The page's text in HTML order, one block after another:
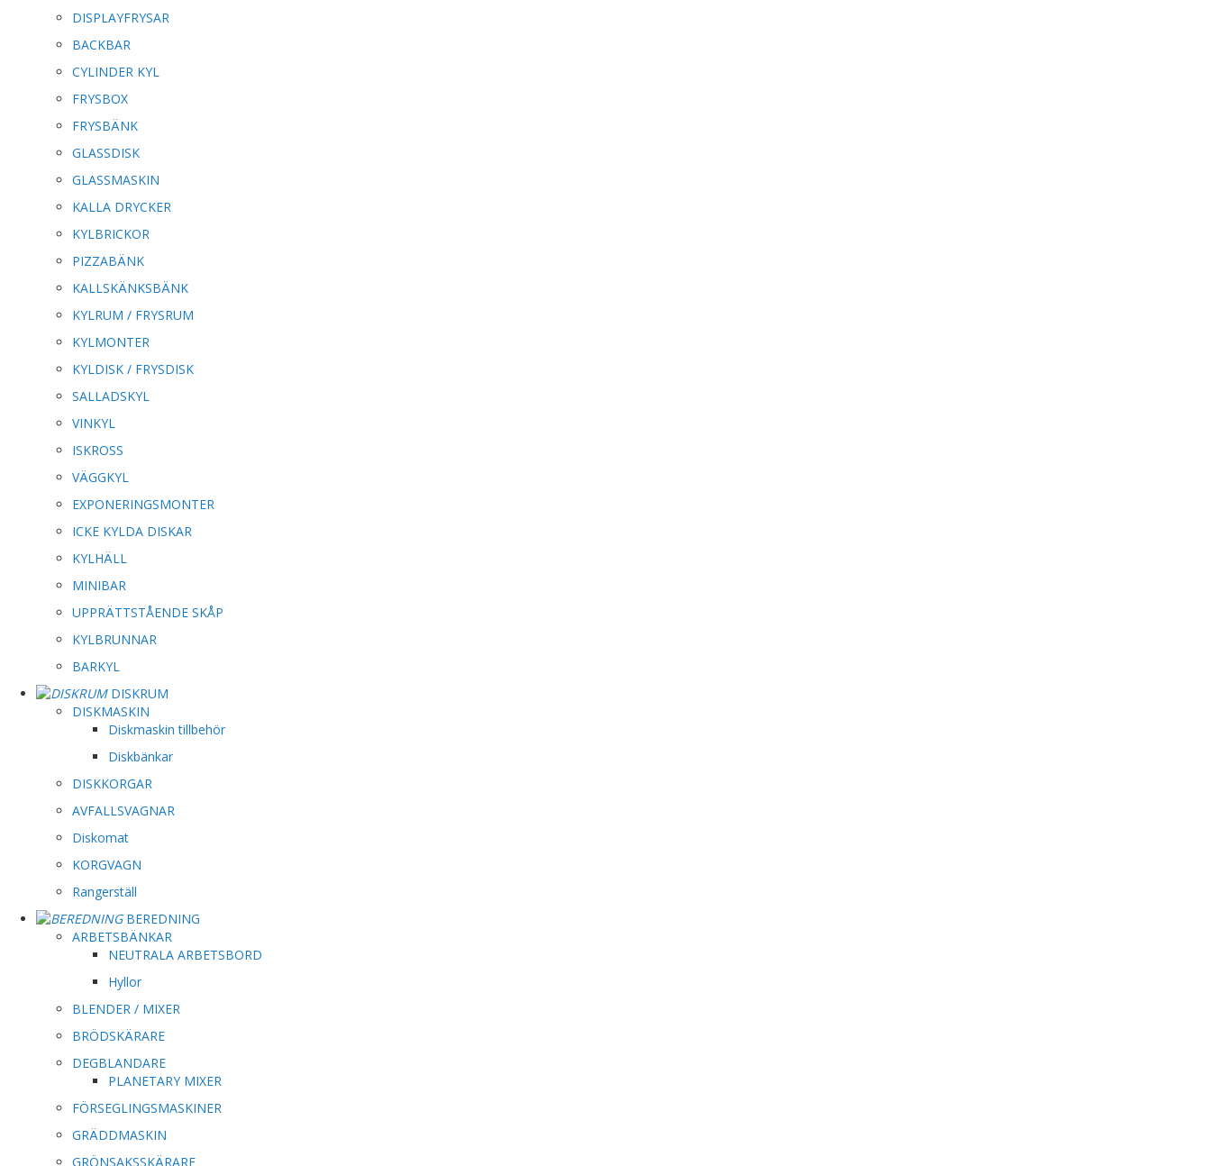
DISPLAYFRYSAR
BACKBAR
CYLINDER KYL
FRYSBOX
FRYSBÄNK
GLASSDISK
GLASSMASKIN
KALLA DRYCKER
KYLBRICKOR
PIZZABÄNK
KALLSKÄNKSBÄNK
KYLRUM / FRYSRUM
KYLMONTER
KYLDISK / FRYSDISK
SALLADSKYL
VINKYL
ISKROSS
VÄGGKYL
EXPONERINGSMONTER
ICKE KYLDA DISKAR
KYLHÄLL
MINIBAR
UPPRÄTTSTÅENDE SKÅP
KYLBRUNNAR
BARKYL
DISKRUM
DISKMASKIN
Diskmaskin tillbehör
Diskbänkar
DISKKORGAR
AVFALLSVAGNAR
Diskomat
KORGVAGN
Rangerställ
BEREDNING
ARBETSBÄNKAR
NEUTRALA ARBETSBORD
Hyllor
BLENDER / MIXER
BRÖDSKÄRARE
DEGBLANDARE
PLANETARY MIXER
FÖRSEGLINGSMASKINER
GRÄDDMASKIN
GRÖNSAKSSKÄRARE